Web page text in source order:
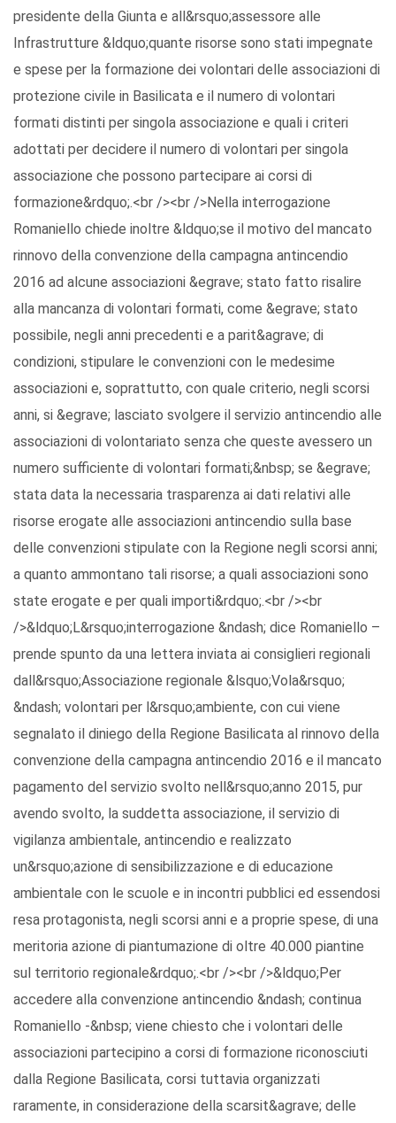
presidente della Giunta e all&rsquo;assessore alle
Infrastrutture &ldquo;quante risorse sono stati impegnate
e spese per la formazione dei volontari delle associazioni di
protezione civile in Basilicata e il numero di volontari
formati distinti per singola associazione e quali i criteri
adottati per decidere il numero di volontari per singola
associazione che possono partecipare ai corsi di
formazione&rdquo;.<br /><br />Nella interrogazione
Romaniello chiede inoltre &ldquo;se il motivo del mancato
rinnovo della convenzione della campagna antincendio
2016 ad alcune associazioni &egrave; stato fatto risalire
alla mancanza di volontari formati, come &egrave; stato
possibile, negli anni precedenti e a parit&agrave; di
condizioni, stipulare le convenzioni con le medesime
associazioni e, soprattutto, con quale criterio, negli scorsi
anni, si &egrave; lasciato svolgere il servizio antincendio alle
associazioni di volontariato senza che queste avessero un
numero sufficiente di volontari formati;&nbsp; se &egrave;
stata data la necessaria trasparenza ai dati relativi alle
risorse erogate alle associazioni antincendio sulla base
delle convenzioni stipulate con la Regione negli scorsi anni;
a quanto ammontano tali risorse; a quali associazioni sono
state erogate e per quali importi&rdquo;.<br /><br
/>&ldquo;L&rsquo;interrogazione &ndash; dice Romaniello –
prende spunto da una lettera inviata ai consiglieri regionali
dall&rsquo;Associazione regionale &lsquo;Vola&rsquo;
&ndash; volontari per l&rsquo;ambiente, con cui viene
segnalato il diniego della Regione Basilicata al rinnovo della
convenzione della campagna antincendio 2016 e il mancato
pagamento del servizio svolto nell&rsquo;anno 2015, pur
avendo svolto, la suddetta associazione, il servizio di
vigilanza ambientale, antincendio e realizzato
un&rsquo;azione di sensibilizzazione e di educazione
ambientale con le scuole e in incontri pubblici ed essendosi
resa protagonista, negli scorsi anni e a proprie spese, di una
meritoria azione di piantumazione di oltre 40.000 piantine
sul territorio regionale&rdquo;.<br /><br />&ldquo;Per
accedere alla convenzione antincendio &ndash; continua
Romaniello -&nbsp; viene chiesto che i volontari delle
associazioni partecipino a corsi di formazione riconosciuti
dalla Regione Basilicata, corsi tuttavia organizzati
raramente, in considerazione della scarsit&agrave; delle